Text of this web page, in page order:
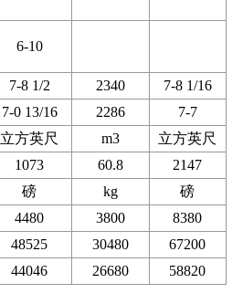
6-10
7-8 1/2 2340
7-8 1/16
7-0 13/16 2286
7-7
立方英尺 m3
立方英尺
1073 60.8
2147
磅 kg
磅
4480 3800
8380
48525 30480
67200
44046 26680 58820